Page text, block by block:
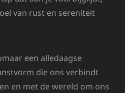
van rust en sereniteit
een alledaagse
die ons verbindt
en met de wereld om ons